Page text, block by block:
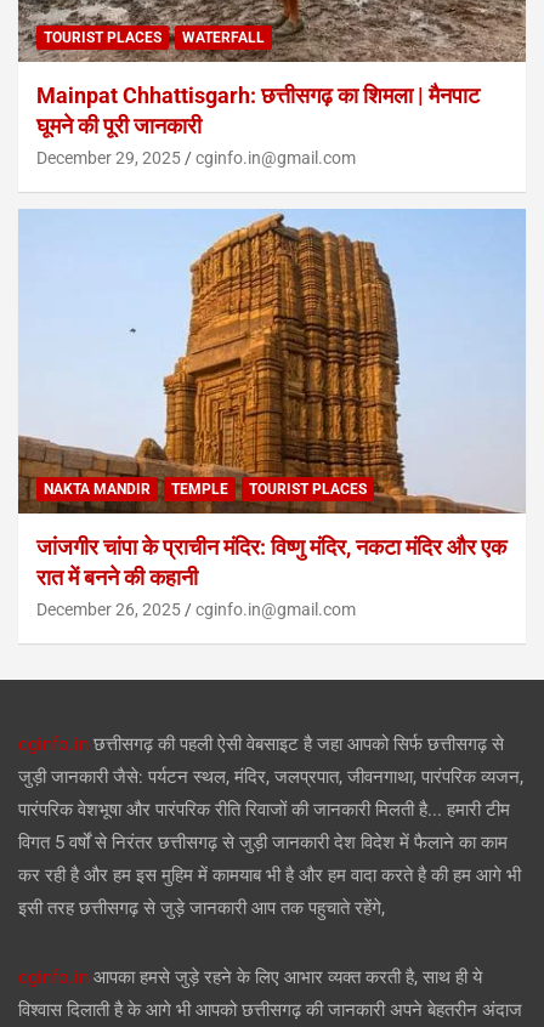
TOURIST PLACES WATERFALL
Mainpat Chhattisgarh: छत्तीसगढ़ का शिमला | मैनपाट
घूमने की पूरी जानकारी
December 29, 2025 cginfo.in@gmail.com
NAKTA MANDIR TEMPLE TOURIST PLACES
जांजगीर चांपा के प्राचीन मंदिर: विष्णु मंदिर, नकटा मंदिर और एक
रात में बनने की कहानी
December 26, 2025 cginfo.in@gmail.com
cginfo.in छत्तीसगढ़ की पहली ऐसी वेबसाइट है जहा आपको सिर्फ छत्तीसगढ़ से
जुड़ी जानकारी जैसे: पर्यटन स्थल, मंदिर, जलप्रपात, जीवनगाथा, पारंपरिक व्यजन,
पारंपरिक वेशभूषा और पारंपरिक रीति रिवाजों की जानकारी मिलती है... हमारी टीम
विगत 5 वर्षों से निरंतर छत्तीसगढ़ से जुड़ी जानकारी देश विदेश में फैलाने का काम
कर रही है और हम इस मुहिम में कामयाब भी है और हम वादा करते है की हम आगे भी
इसी तरह छत्तीसगढ़ से जुड़े जानकारी आप तक पहुचाते रहेंगे,
cginfo.in आपका हमसे जुड़े रहने के लिए आभार व्यक्त करती है, साथ ही ये
विश्वास दिलाती है के आगे भी आपको छत्तीसगढ़ की जानकारी अपने बेहतरीन अंदाज